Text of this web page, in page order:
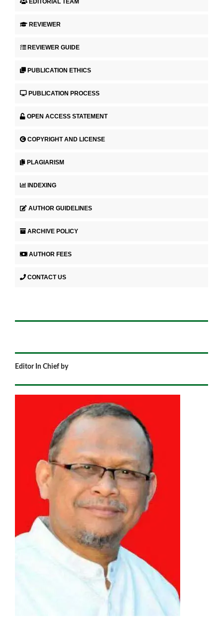
EDITORIAL TEAM
REVIEWER
REVIEWER GUIDE
PUBLICATION ETHICS
PUBLICATION PROCESS
OPEN ACCESS STATEMENT
COPYRIGHT AND LICENSE
PLAGIARISM
INDEXING
AUTHOR GUIDELINES
ARCHIVE POLICY
AUTHOR FEES
CONTACT US
Editor In Chief by